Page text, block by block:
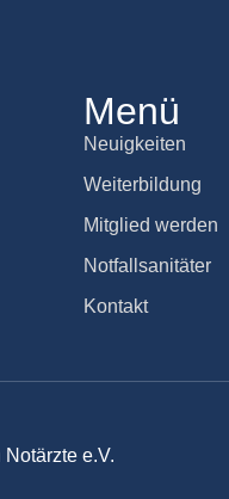
Menü
Neuigkeiten
Weiterbildung
Mitglied werden
Notfallsanitäter
Kontakt
e.V.